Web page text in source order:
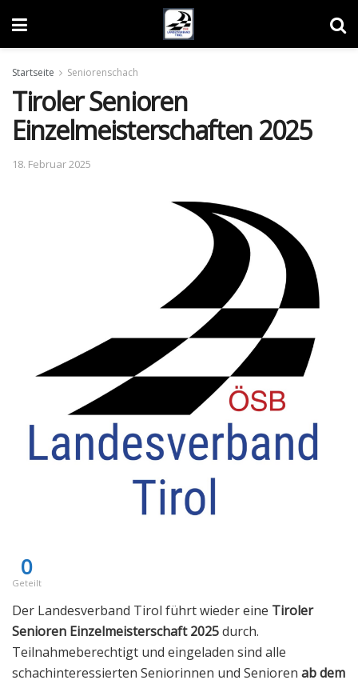
Startseite Seniorenschach
Tiroler Senioren
Einzelmeisterschaften 2025
18. Februar 2025
0
Geteilt
Der Landesverband Tirol führt wieder eine Tiroler
Senioren Einzelmeisterschaft 2025durch.
Teilnahmeberechtigt und eingeladen sind alle
schachinteressierten Seniorinnen und Senioren ab dem